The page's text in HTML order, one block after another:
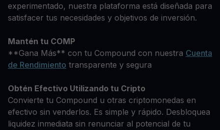
experimentado, nuestra plataforma está diseñada para
satisfacer tus necesidades y objetivos de inversión.
Mantén tu COMP
**Gana Más** con tu Compound con nuestra Cuenta
de Rendimiento transparente y segura
Obtén Efectivo Utilizando tu Cripto
Convierte tu Compound u otras criptomonedas en
efectivo sin venderlos. Es simple y rápido. Desbloquea
liquidez inmediata sin renunciar al potencial de tu